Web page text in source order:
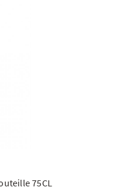
VENTES
75CL